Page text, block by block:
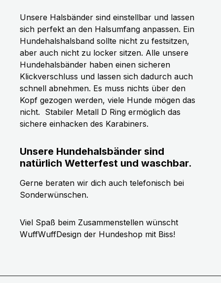
Unsere Halsbänder sind einstellbar und lassen
sich perfekt an den Halsumfang anpassen. Ein
Hundehalshalsband sollte nicht zu festsitzen,
aber auch nicht zu locker sitzen. Alle unsere
Hundehalsbänder haben einen sicheren
Klickverschluss und lassen sich dadurch auch
schnell abnehmen. Es muss nichts über den
Kopf gezogen werden, viele Hunde mögen das
nicht. Stabiler Metall D Ring ermöglich das
sichere einhacken des Karabiners.
Unsere Hundehalsbänder sind
natürlich Wetterfest und waschbar.
Gerne beraten wir dich auch telefonisch bei
Sonderwünschen.
Viel Spaß beim Zusammenstellen wünscht
WuffWuffDesign der Hundeshop mit Biss!